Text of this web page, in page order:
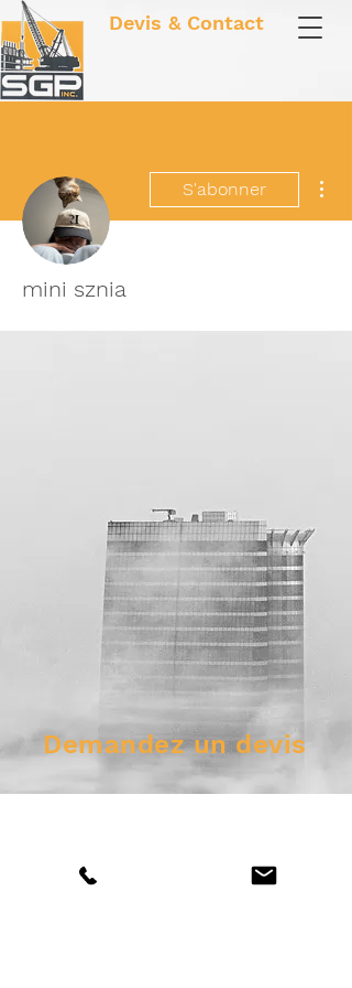
Devis & Contact
S'abonner
mini sznia
Demandez un devis